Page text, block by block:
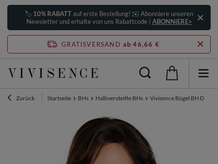
🏷️ 10% RABATTauf erste Bestellung! ✉️ Abonniere unseren
Newsletter und erhalte von uns Rabattcode | ABONNIERE>
GRATISVERSAND ab 46,66 €
Zurück Startseite BHs Halbversteifte BHs Vivisence Bügel BH